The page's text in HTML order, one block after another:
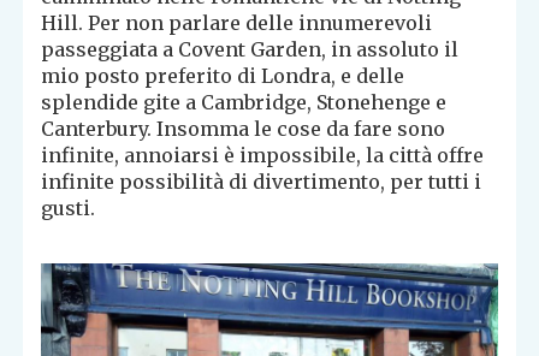
Hill. Per non parlare delle innumerevoli
passeggiata a Covent Garden, in assoluto il
mio posto preferito di Londra, e delle
splendide gite a Cambridge, Stonehenge e
Canterbury. Insomma le cose da fare sono
infinite, annoiarsi è impossibile, la città offre
infinite possibilità di divertimento, per tutti i
gusti.